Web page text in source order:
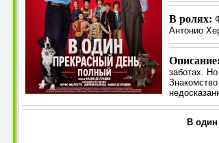
В ролях:
Антонио
Описание:
заботах.
В один